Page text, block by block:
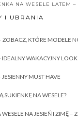
NA WESELE LATEM –
I UBRANIA
ZOBACZ, KTÓRE MODELE
IDEALNY WAKACYJNY LOOK
MUST HAVE
SUKIENKĘ NA WESELE?
NA JESIEŃ I ZIMĘ –